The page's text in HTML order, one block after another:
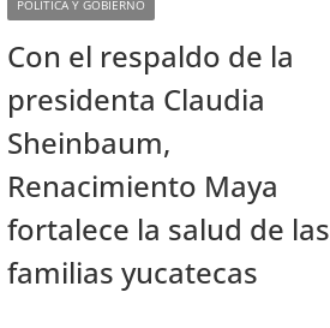
POLÍTICA Y GOBIERNO
Con el respaldo de la
presidenta Claudia
Sheinbaum,
Renacimiento Maya
fortalece la salud de las
familias yucatecas